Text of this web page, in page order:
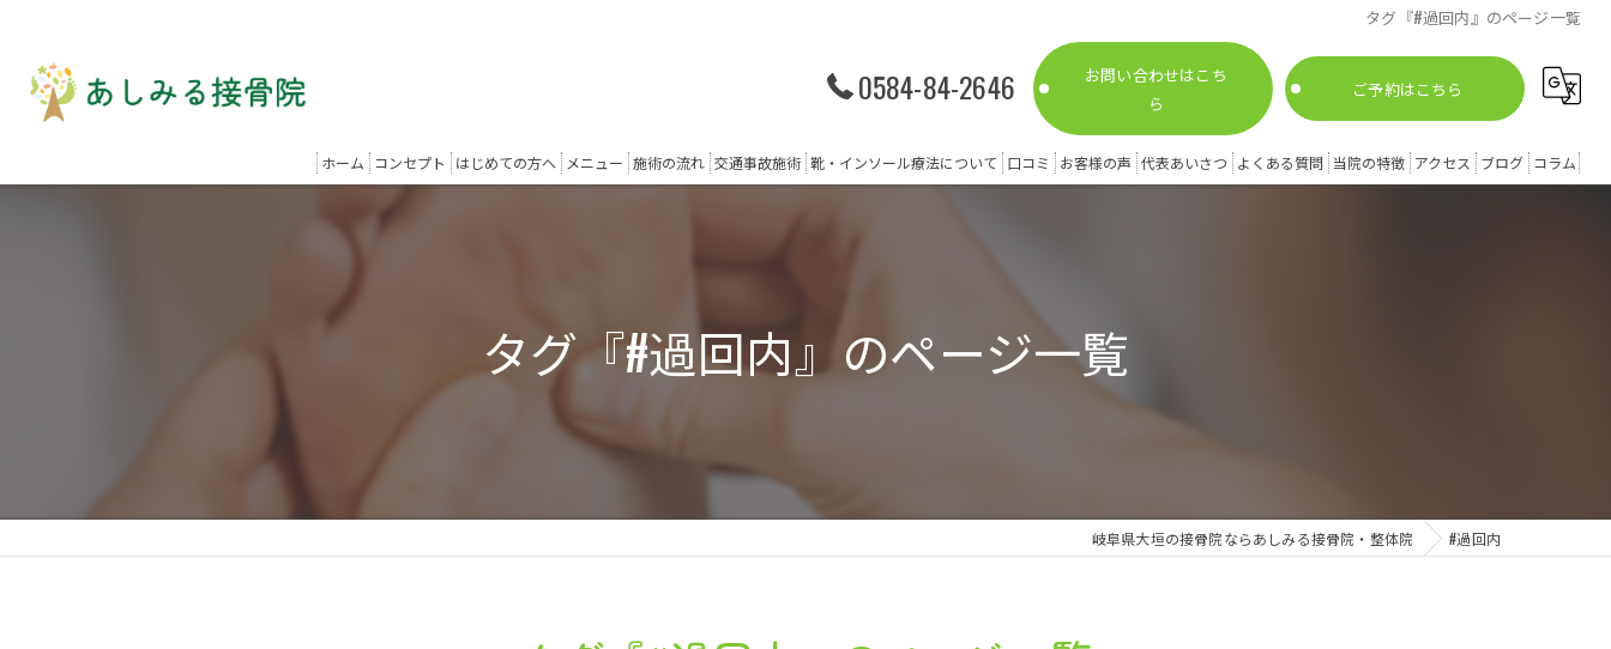
タグ『#過回内』のページ一覧
0584-84-2646
お問い合わせはこち
ら
ご予約はこちら
ホーム コンセプト はじめての方へ メニュー 施術の流れ 交通事故施術 靴・インソール療法について 口コミ お客様の声 代表あいさつ よくある質問 当院の特徴 アクセス ブログ コラム
タグ『#過回内』のページ一覧
岐阜県大垣の接骨院ならあしみる接骨院・整体院 #過回内